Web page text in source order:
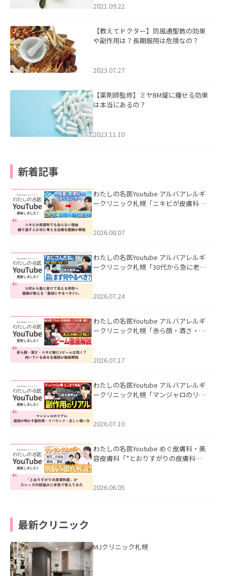
2021.09.22
【教えてドクター】防風通聖散の効果
や副作用は？長期服用は危険なの？
2023.07.27
【薬剤師監修】ミヤBM錠に痩せる効果
は本当にあるの？
2023.11.10
新着記事
わたしの名医Youtube アルバアレルギ
ークリニック札幌「ニキビが皮膚科で
ました。
2026.08.07
わたしの名医Youtube アルバアレルギ
ークリニック札幌「30代から急に老け
た。
2026.07.24
わたしの名医Youtube アルバアレルギ
ークリニック札幌「赤ら顔・酒さ・ニ
した。
2026.07.17
わたしの名医Youtube アルバアレルギ
ークリニック札幌「マンジャロのリア
た。
2026.07.10
わたしの名医Youtube めぐ皮膚科・美
容皮膚科「”とおりすがりの皮膚科
2026.06.05
最新クリニック
MJクリニック札幌